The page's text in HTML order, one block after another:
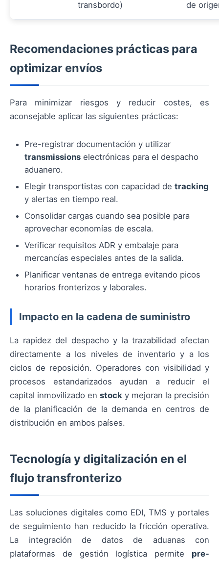
transbordo) de
Recomendaciones prácticas para
optimizar envíos
Para minimizar riesgos y reducir costes, es
aconsejable aplicar las siguientes prácticas:
Pre-registrar documentación y utilizar
transmissions electrónicas para el despacho
aduanero.
Elegir transportistas con capacidad de tracking
y alertas en tiempo real.
Consolidar cargas cuando sea posible para
aprovechar economías de escala.
Verificar requisitos ADR y embalaje para
mercancías especiales antes de la salida.
Planificar ventanas de entrega evitando picos
horarios fronterizos y laborales.
Impacto en la cadena de suministro
La rapidez del despacho y la trazabilidad afectan
directamente a los niveles de inventario y a los
ciclos de reposición. Operadores con visibilidad y
procesos estandarizados ayudan a reducir el
capital inmovilizado en stock y mejoran la precisión
de la planificación de la demanda en centros de
distribución en ambos países.
Tecnología y digitalización en el
flujo transfronterizo
Las soluciones digitales como EDI, TMS y portales
de seguimiento han reducido la fricción operativa.
La integración de datos de aduanas con
plataformas de gestión logística permite pre-